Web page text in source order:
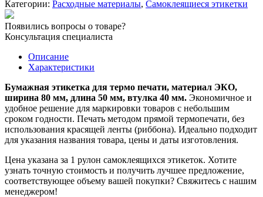
80х50
мм/1000
шт.
вт
Категории: Расходные материалы, Самоклеящиеся этикетки
Появились вопросы о товаре?
Консультация специалиста
Описание
Характеристики
Бумажная этикетка для термо печати, материал ЭКО,
ширина 80 мм, длина 50 мм, втулка 40 мм. Экономичное и
удобное решение для маркировки товаров с небольшим
сроком годности. Печать методом прямой термопечати, без
использования красящей ленты (риббона). Идеально подходит
для указания названия товара, цены и даты изготовления.
Цена указана за 1 рулон самоклеящихся этикеток. Хотите
узнать точную стоимость и получить лучшее предложение,
соответствующее объему вашей покупки? Свяжитесь с нашим
менеджером!